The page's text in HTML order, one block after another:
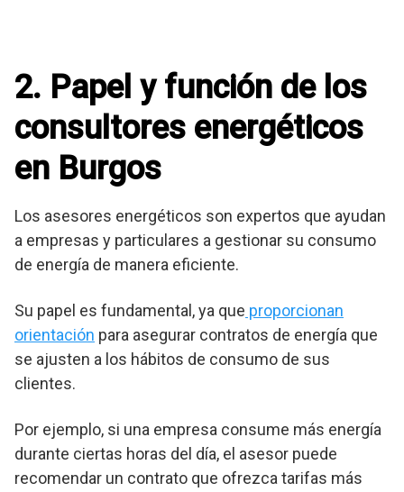
2. Papel y función de los
consultores energéticos
en Burgos
Los asesores energéticos son expertos que ayudan
a empresas y particulares a gestionar su consumo
de energía de manera eficiente.
Su papel es fundamental, ya que proporcionan
orientación para asegurar contratos de energía que
se ajusten a los hábitos de consumo de sus
clientes.
Por ejemplo, si una empresa consume más energía
durante ciertas horas del día, el asesor puede
recomendar un contrato que ofrezca tarifas más